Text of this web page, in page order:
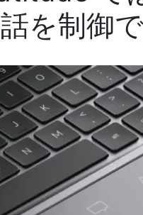
を制御